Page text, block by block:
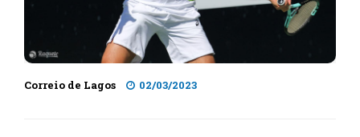
Correio de Lagos 02/03/2023